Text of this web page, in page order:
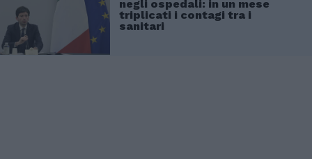
negli ospedali: in un mese
triplicati i contagi tra i
sanitari